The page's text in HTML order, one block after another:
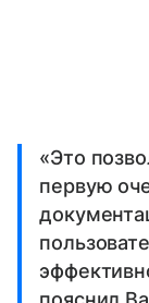
«Это
первую